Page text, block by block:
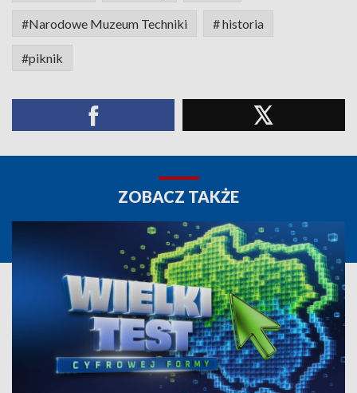
#Narodowe Muzeum Techniki # historia
#piknik
ZOBACZ TAKŻE